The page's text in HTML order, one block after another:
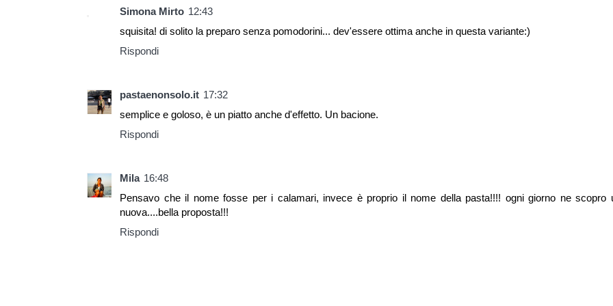
Simona Mirto 12:43
squisita! di solito la preparo senza pomodorini... dev'essere ottima anche in questa variante:)
Rispondi
pastaenonsolo.it 17:32
semplice e goloso, è un piatto anche d'effetto. Un bacione.
Rispondi
Mila 16:48
Pensavo che il nome fosse per i calamari, invece è proprio il nome della pasta!!!! ogni giorno ne scopro
nuova....bella proposta!!!
Rispondi